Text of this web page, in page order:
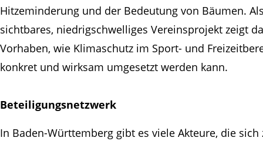
Hitzeminderung und der Bedeutung von Bäumen.
sichtbares, niedrigschwelliges Vereinsprojekt zeigt
Vorhaben, wie Klimaschutz im Sport- und
konkret und wirksam umgesetzt werden kann.
Beteiligungsnetzwerk
In Baden-Württemberg gibt es viele Akteure, die sich